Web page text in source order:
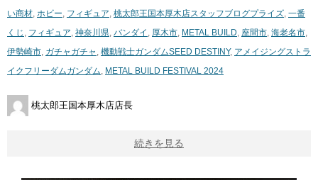
い商材, ホビー, フィギュア, 桃太郎王国本厚木店スタッフブログプライズ, 一番
くじ , フィギュア, 神奈川県, バンダイ , 厚木市, METAL BUILD, 座間市, 海老名市,
伊勢崎市, ガチャガチャ , 機動戦士ガンダムSEED DESTINY, アメイジングストラ
イクフリーダムガンダム, METAL BUILD FESTIVAL 2024
桃太郎王国本厚木店店長
続きを見る